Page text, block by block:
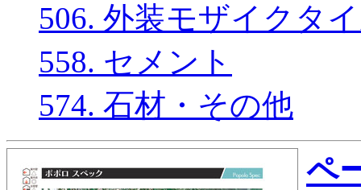
506. 外装モザイクタ
558. セメント
574. 石材・その他
ペ